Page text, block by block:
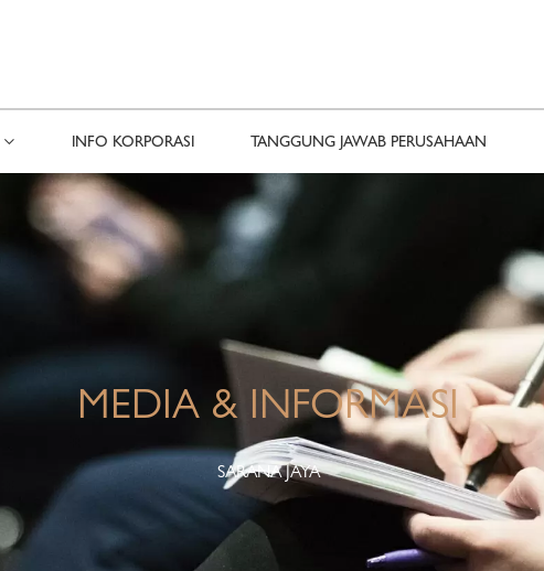
INFO KORPORASI TANGGUNG JAWAB PERUSAHAAN
MEDIA & INFORMASI
SARANA JAYA